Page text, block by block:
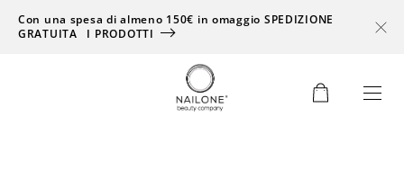
Con una spesa di almeno 150€ in omaggio SPEDIZIONE
GRATUITA
I PRODOTTI